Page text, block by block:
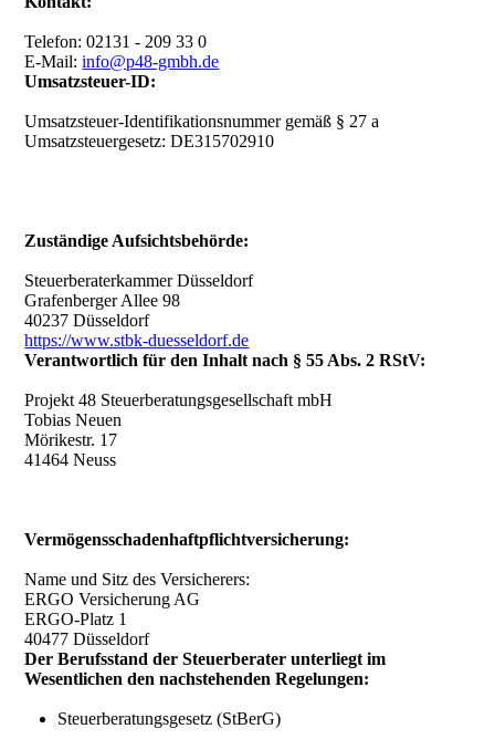
Telefon: 02131 - 209 33 0
E-Mail:info@p48-gmbh.de
Umsatzsteuer-ID:
Umsatzsteuer-Identifikationsnummer gemäß § 27 a
Umsatzsteuergesetz: DE315702910
Zuständige Aufsichtsbehörde:
Steuerberaterkammer Düsseldorf
Grafenberger Allee 98
40237 Düsseldorf
https://www.stbk-duesseldorf.de
Verantwortlich für den Inhalt nach § 55 Abs. 2 RStV:
Projekt 48 Steuerberatungsgesellschaft mbH
Tobias Neuen
Mörikestr. 17
41464 Neuss
Vermögensschadenhaftpflichtversicherung:
Name und Sitz des Versicherers:
ERGO Versicherung AG
ERGO-Platz 1
40477 Düsseldorf
Der Berufsstand der Steuerberater unterliegt im
Wesentlichen den nachstehenden Regelungen:
Steuerberatungsgesetz (StBerG)